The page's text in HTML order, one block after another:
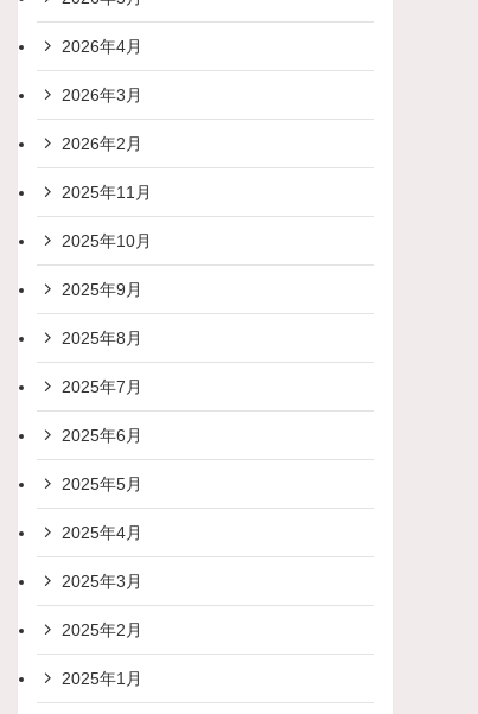
2026年4月
2026年3月
2026年2月
2025年11月
2025年10月
2025年9月
2025年8月
2025年7月
2025年6月
2025年5月
2025年4月
2025年3月
2025年2月
2025年1月